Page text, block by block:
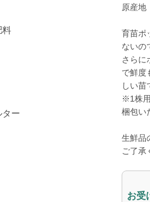
原産地
育苗ポ
ないの
さらに
で鮮度
しい苗
※1株
梱包い
生鮮品
ご了承
お受
料
ター